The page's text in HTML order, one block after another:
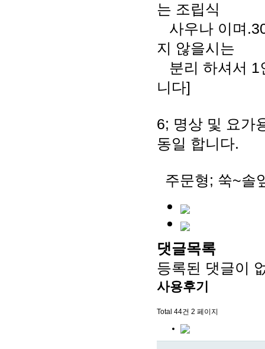
는 조립식
사우나 이며
지 않을시는
분리 하셔서 1
니다]
6; 명상 및 요가
동일 합니다.
주문형; 쑥~솔
댓글목록
등록된 댓글이
사용후기
Total 44건 2 페이지